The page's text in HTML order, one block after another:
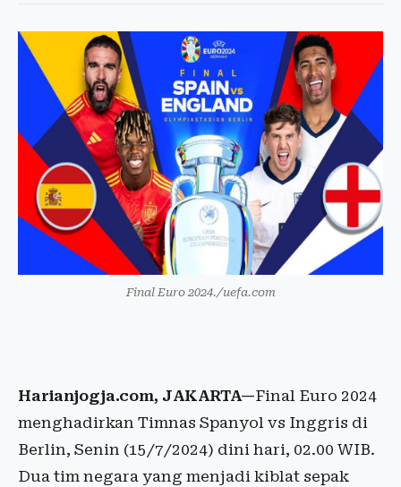
Final Euro 2024./uefa.com
Harianjogja.com, JAKARTA—Final Euro 2024
menghadirkan Timnas Spanyol vs Inggris di
Berlin, Senin (15/7/2024) dini hari, 02.00 WIB.
Dua tim negara yang menjadi kiblat sepak